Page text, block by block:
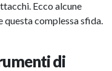
Ecco alcune
complessa sfida.
di